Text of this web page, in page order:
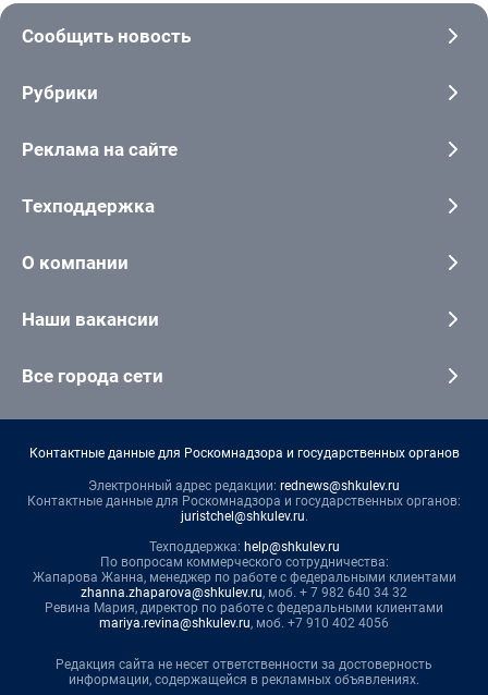
Сообщить новость
Рубрики
Реклама на сайте
Техподдержка
О компании
Наши вакансии
Все города сети
Контактные данные для Роскомнадзора и государственных органов
Электронный адрес редакции: rednews@shkulev.ru
Контактные данные для Роскомнадзора и государственных органов:
juristchel@shkulev.ru.
Техподдержка: help@shkulev.ru
По вопросам коммерческого сотрудничества:
Жапарова Жанна, менеджер по работе с федеральными клиентами
zhanna.zhaparova@shkulev.ru, моб. + 7 982 640 34 32
Ревина Мария, директор по работе с федеральными клиентами
mariya.revina@shkulev.ru, моб. +7 910 402 4056
Редакция сайта не несет ответственности за достоверность
информации, содержащейся в рекламных объявлениях.